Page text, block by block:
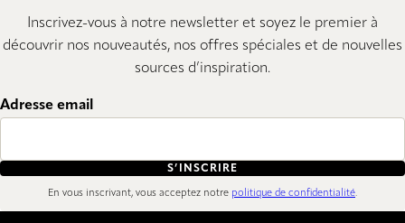
Inscrivez-vous à notre newsletter et soyez le premier à
découvrir nos nouveautés, nos offres spéciales et de nouvelles
sources d’inspiration.
Adresse email
S’INSCRIRE
En vous inscrivant, vous acceptez notre politique de confidentialité.